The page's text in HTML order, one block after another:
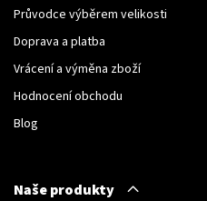
Průvodce výběrem velikosti
Doprava a platba
Vrácení a výměna zboží
Hodnocení obchodu
Blog
Naše produkty